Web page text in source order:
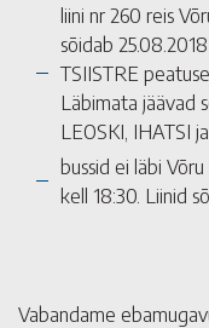
liini nr 260 reis
sõidab
TSIISTRE
Läbimata jäävad
LEOSKI, IHATSI
bussid ei läbi
kell 18:30. Liinid
Vabandame